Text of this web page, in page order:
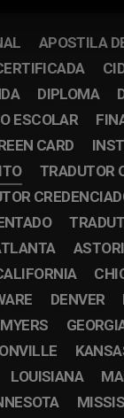
APOSTILA
DIPLOMA
ESCOLAR
CARD
TRADUTOR
DENVER
LOUISIANA